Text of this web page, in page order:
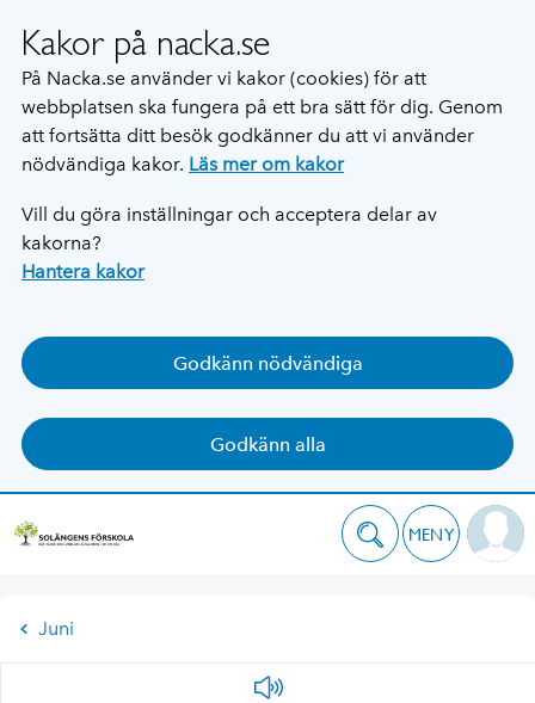
Kakor på nacka.se
På Nacka.se använder vi kakor (cookies) för att
webbplatsen ska fungera på ett bra sätt för dig. Genom
att fortsätta ditt besök godkänner du att vi använder
nödvändiga kakor. Läs mer om kakor
Vill du göra inställningar och acceptera delar av
kakorna?
Hantera kakor
Godkänn nödvändiga
Godkänn alla
MENY
Juni